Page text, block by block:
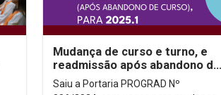
Mudança de curso e turno, e
readmissão após abandono de
curso
Saiu a Portaria PROGRAD Nº